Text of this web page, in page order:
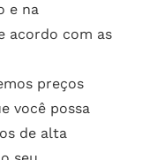
e na
acordo com as
preços
você possa
de alta